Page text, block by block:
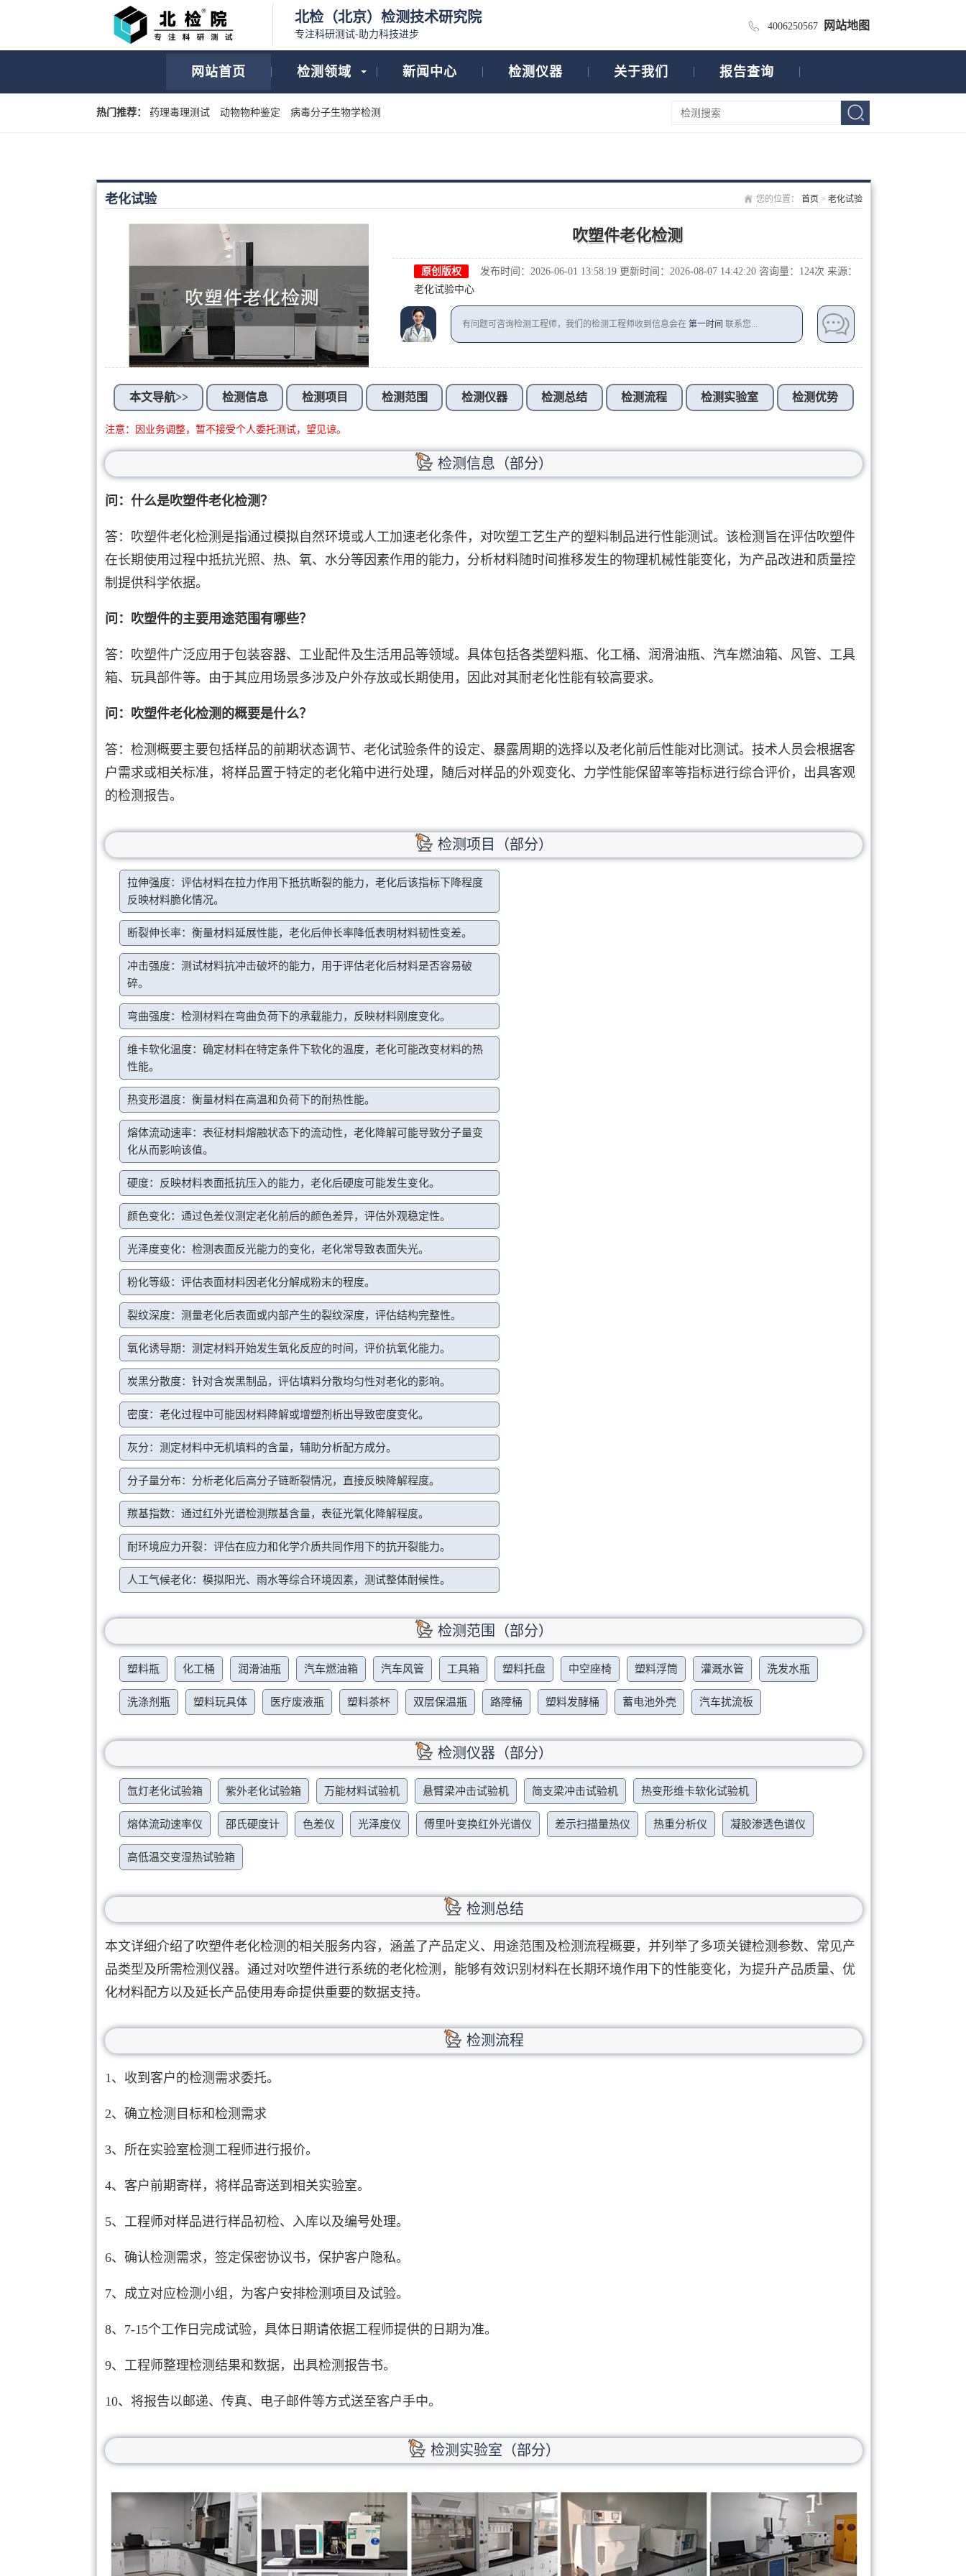
北检（北京）检测技术研究院
专注科研测试-助力科技进步
4006250567 网站地图
网站首页 检测领域 新闻中心 检测仪器 关于我们 报告查询
热门推荐： 药理毒理测试 动物物种鉴定 病毒分子生物学检测
您的位置： 首页> 老化试验
老化试验
吹塑件老化检测
原创版权 发布时间：2026-06-01 13:58:19 更新时间：2026-08-07 14:42:20 咨询量：1 24次 来源：
老化试验中心
有问题可咨询检测工程师，我们的检测工程师收到信息会在第一时间 联系您...
本文导航>> 检测信息 检测项目 检测范围 检测仪器 检测总结 检测流程 检测实验室 检测优势
注意：因业务调整，暂不接受个人委托测试，望见谅。
检测信息（部分）
问：什么是吹塑件老化检测？
答：吹塑件老化检测是指通过模拟自然环境或人工加速老化条件，对吹塑工艺生产的塑料制品进行性能测试。该检测旨在评估吹塑件
在长期使用过程中抵抗光照、热、氧、水分等因素作用的能力，分析材料随时间推移发生的物理机械性能变化，为产品改进和质量控
制提供科学依据。
问：吹塑件的主要用途范围有哪些？
答：吹塑件广泛应用于包装容器、工业配件及生活用品等领域。具体包括各类塑料瓶、化工桶、润滑油瓶、汽车燃油箱、风管、工具
箱、玩具部件等。由于其应用场景多涉及户外存放或长期使用，因此对其耐老化性能有较高要求。
问：吹塑件老化检测的概要是什么？
答：检测概要主要包括样品的前期状态调节、老化试验条件的设定、暴露周期的选择以及老化前后性能对比测试。技术人员会根据客
户需求或相关标准，将样品置于特定的老化箱中进行处理，随后对样品的外观变化、力学性能保留率等指标进行综合评价，出具客观
的检测报告。
检测项目（部分）
拉伸强度：评估材料在拉力作用下抵抗断裂的能力，老化后该指标下降程度
反映材料脆化情况。
断裂伸长率：衡量材料延展性能，老化后伸长率降低表明材料韧性变差。
冲击强度：测试材料抗冲击破坏的能力，用于评估老化后材料是否容易破
碎。
弯曲强度：检测材料在弯曲负荷下的承载能力，反映材料刚度变化。
维卡软化温度：确定材料在特定条件下软化的温度，老化可能改变材料的热
性能。
热变形温度：衡量材料在高温和负荷下的耐热性能。
熔体流动速率：表征材料熔融状态下的流动性，老化降解可能导致分子量变
化从而影响该值。
硬度：反映材料表面抵抗压入的能力，老化后硬度可能发生变化。
颜色变化：通过色差仪测定老化前后的颜色差异，评估外观稳定性。
光泽度变化：检测表面反光能力的变化，老化常导致表面失光。
粉化等级：评估表面材料因老化分解成粉末的程度。
裂纹深度：测量老化后表面或内部产生的裂纹深度，评估结构完整性。
氧化诱导期：测定材料开始发生氧化反应的时间，评价抗氧化能力。
炭黑分散度：针对含炭黑制品，评估填料分散均匀性对老化的影响。
密度：老化过程中可能因材料降解或增塑剂析出导致密度变化。
灰分：测定材料中无机填料的含量，辅助分析配方成分。
分子量分布：分析老化后高分子链断裂情况，直接反映降解程度。
羰基指数：通过红外光谱检测羰基含量，表征光氧化降解程度。
耐环境应力开裂：评估在应力和化学介质共同作用下的抗开裂能力。
人工气候老化：模拟阳光、雨水等综合环境因素，测试整体耐候性。
检测范围（部分）
塑料瓶 化工桶 润滑油瓶 汽车燃油箱 汽车风管 工具箱 塑料托盘 中空座椅 塑料浮筒 灌溉水管 洗发水瓶
洗涤剂瓶 塑料玩具体 医疗废液瓶 塑料茶杯 双层保温瓶 路障桶 塑料发酵桶 蓄电池外壳 汽车扰流板
检测仪器（部分）
氙灯老化试验箱 紫外老化试验箱 万能材料试验机 悬臂梁冲击试验机 简支梁冲击试验机 热变形维卡软化试验机
熔体流动速率仪 邵氏硬度计 色差仪 光泽度仪 傅里叶变换红外光谱仪 差示扫描量热仪 热重分析仪 凝胶渗透色谱仪
高低温交变湿热试验箱
检测总结
本文详细介绍了吹塑件老化检测的相关服务内容，涵盖了产品定义、用途范围及检测流程概要，并列举了多项关键检测参数、常见产
品类型及所需检测仪器。通过对吹塑件进行系统的老化检测，能够有效识别材料在长期环境作用下的性能变化，为提升产品质量、优
化材料配方以及延长产品使用寿命提供重要的数据支持。
检测流程
1、收到客户的检测需求委托。
2、确立检测目标和检测需求
3、所在实验室检测工程师进行报价。
4、客户前期寄样，将样品寄送到相关实验室。
5、工程师对样品进行样品初检、入库以及编号处理。
6、确认检测需求，签定保密协议书，保护客户隐私。
7、成立对应检测小组，为客户安排检测项目及试验。
8、7-15个工作日完成试验，具体日期请依据工程师提供的日期为准。
9、工程师整理检测结果和数据，出具检测报告书。
10、将报告以邮递、传真、电子邮件等方式送至客户手中。
检测实验室（部分）